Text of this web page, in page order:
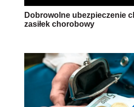
Dobrowolne ubezpieczenie
zasiłek chorobowy